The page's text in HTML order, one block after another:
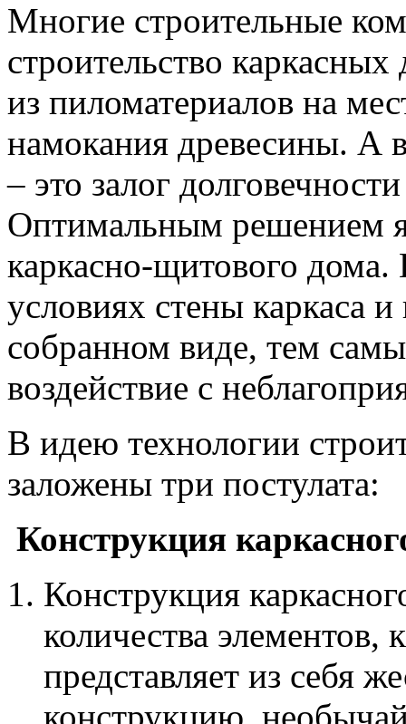
Многие строительные
строительство
из пиломатериалов на
намокания древесины. А
– это залог
Оптимальным решением
каркасно-щитового дома.
условиях стены каркаса
собранном виде, тем
воздействие с
В идею технологии
заложены три постулата:
Конструкция
Конструкция
количества
представляет из себя